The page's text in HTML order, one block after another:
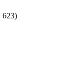
623)